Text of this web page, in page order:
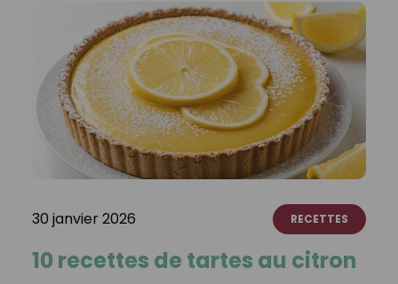
30 janvier 2026 RECETTES
10 recettes de tartes au citron